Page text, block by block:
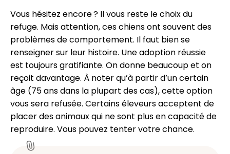
Vous hésitez encore ? Il vous reste le choix du
refuge. Mais attention, ces chiens ont souvent des
problèmes de comportement. Il faut bien se
renseigner sur leur histoire. Une adoption réussie
est toujours gratifiante. On donne beaucoup et on
reçoit davantage. À noter qu’à partir d’un certain
âge (75 ans dans la plupart des cas), cette option
vous sera refusée. Certains éleveurs acceptent de
placer des animaux qui ne sont plus en capacité de
reproduire. Vous pouvez tenter votre chance.